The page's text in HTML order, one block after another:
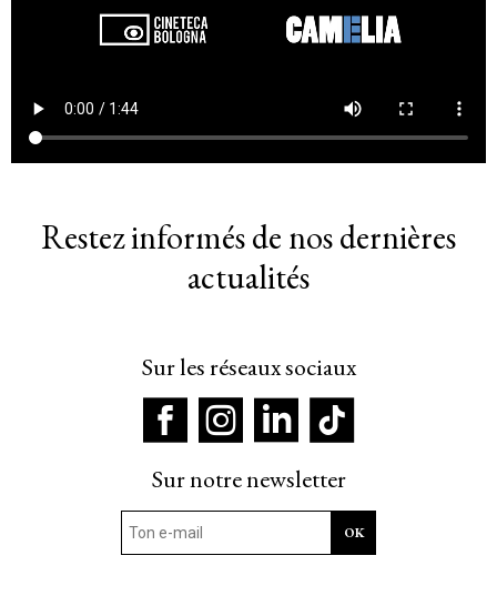
Restez informés de nos dernières
actualités
Sur les réseaux sociaux
Sur notre newsletter